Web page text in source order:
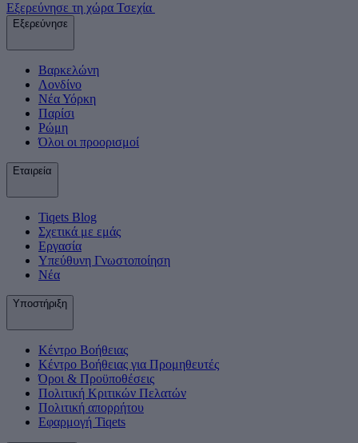
Εξερεύνησε τη χώρα Τσεχία
Εξερεύνησε
Βαρκελώνη
Λονδίνο
Νέα Υόρκη
Παρίσι
Ρώμη
Όλοι οι προορισμοί
Εταιρεία
Tiqets Βlog
Σχετικά με εμάς
Εργασία
Υπεύθυνη Γνωστοποίηση
Νέα
Υποστήριξη
Κέντρο Βοήθειας
Κέντρο Βοήθειας για Προμηθευτές
Όροι & Προϋποθέσεις
Πολιτική Κριτικών Πελατών
Πολιτική απορρήτου
Εφαρμογή Tiqets